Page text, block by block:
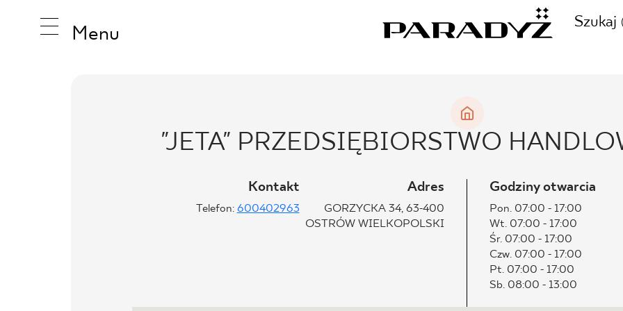
Menu
Szukaj
INSPIRACJE
PRODUKTY
ZADZWOŃ DO NAS
+48
SKLEP INTERNETOWY
44 736
"JETA" PRZEDSIĘBIORSTWO
Kontakt
Telefon: 600402963
Adres
GORZYCKA 34, 63-400
OSTRÓW WIELKOPOLSKI
Godziny otwarcia
Pon. 07:00 - 17:00
Wt. 07:00 - 17:00
Śr. 07:00 - 17:00
Czw. 07:00 - 17:00
Pt. 07:00 - 17:00
Sb. 08:00 - 13:00